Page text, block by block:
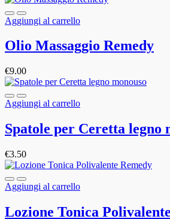
Aggiungi al carrello
Olio Massaggio Remedy
€9.00
Aggiungi al carrello
Spatole per Ceretta legno
€3.50
Aggiungi al carrello
Lozione Tonica